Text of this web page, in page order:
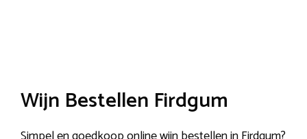
Wijn Bestellen Firdgum